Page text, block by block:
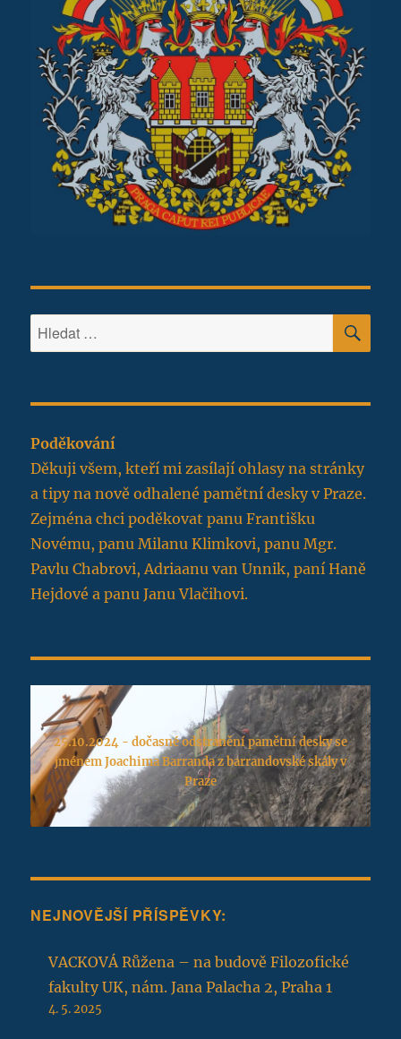
Hledat:
Poděkování
Děkuji všem, kteří mi zasílají ohlasy na stránky
a tipy na nově odhalené pamětní desky v Praze.
Zejména chci poděkovat panu Františku
Novému, panu Milanu Klimkovi, panu Mgr.
Pavlu Chabrovi, Adriaanu van Unnik, paní Haně
Hejdové a panu Janu Vlačihovi.
25.10.2024 - dočasné odstranění pamětní desky se
jménem Joachima Barranda z barrandovské skály v
Praze
NEJNOVĚJŠÍ PŘÍSPĚVKY:
VACKOVÁ Růžena – na budově Filozofické
fakulty UK, nám. Jana Palacha 2, Praha 1
4. 5. 2025